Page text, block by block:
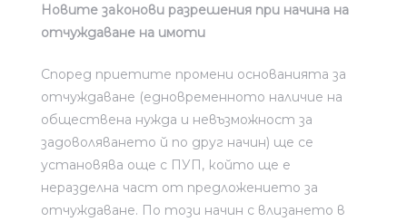
Новите законови разрешения при начина на
отчуждаване на имоти
Според приетите промени основанията за
отчуждаване (едновременното наличие на
обществена нужда и невъзможност за
задоволяването й по друг начин) ще се
установява още с ПУП, който ще е
неразделна част от предложението за
отчуждаване. По този начин с влизането в